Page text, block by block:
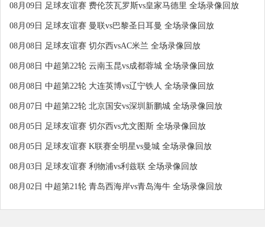
08月09日 足球友谊赛 费伦茨瓦罗斯vs皇家马德里 全场录像回放
08月09日 足球友谊赛 曼联vs巴黎圣日耳曼 全场录像回放
08月08日 足球友谊赛 切尔西vsAC米兰 全场录像回放
08月08日 中超第22轮 云南玉昆vs成都蓉城 全场录像回放
08月08日 中超第22轮 大连英博vs辽宁铁人 全场录像回放
08月07日 中超第22轮 北京国安vs深圳新鹏城 全场录像回放
08月05日 足球友谊赛 切尔西vs尤文图斯 全场录像回放
08月05日 足球友谊赛 K联赛全明星vs曼城 全场录像回放
08月03日 足球友谊赛 利物浦vs利兹联 全场录像回放
08月02日 中超第21轮 青岛西海岸vs青岛海牛 全场录像回放